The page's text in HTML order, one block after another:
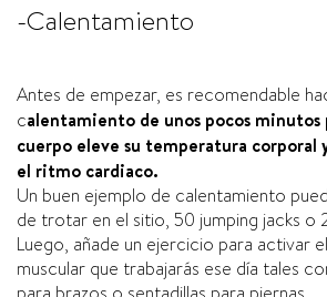
-Calentamiento
Antes de empezar, es recomendable
calentamiento de unos pocos minutos
cuerpo eleve su temperatura corporal
el ritmo cardiaco.
Un buen ejemplo de calentamiento
de trotar en el sitio, 50 jumping jacks o
Luego, añade un ejercicio para activar
muscular que trabajarás ese día tales